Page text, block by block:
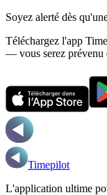
Soyez alerté dès
Téléchargez l'app
— vous serez prévenu
Timepilot
L'application ultime